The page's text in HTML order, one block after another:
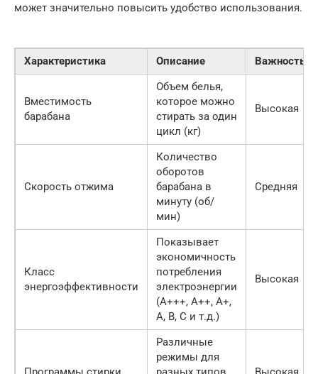
может значительно повысить удобство использования.
Характеристика Описание Важность
Вместимость
барабана
Объем белья,
которое можно
стирать за один
цикл (кг)
Высокая
Скорость отжима
Количество
оборотов
барабана в
минуту (об/
мин)
Средняя
Класс
энергоэффективности
Показывает
экономичность
потребления
электроэнергии
(A+++, A++, A+,
A, B, C и т.д.)
Высокая
Различные
режимы для